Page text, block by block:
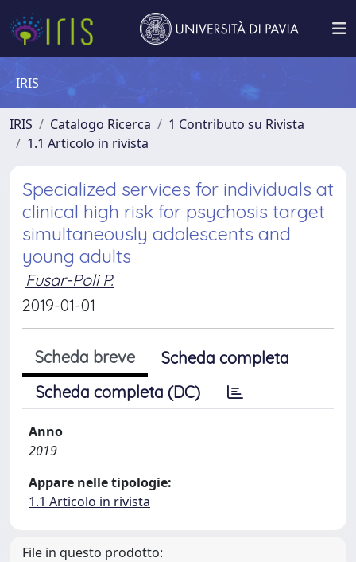
IRIS
IRIS Catalogo Ricerca
1 Contributo su Rivista
1.1 Articolo in rivista
Specialized services for individuals at
clinical high risk for psychosis target
simultaneously adolescents and
young adults
Fusar-Poli P.
2019-01-01
Scheda breve
Scheda completa
Scheda completa (DC)
Anno
2019
Appare nelle tipologie:
1.1 Articolo in rivista
File in questo prodotto: